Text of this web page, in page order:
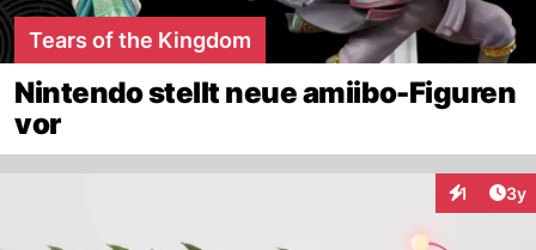
Tears of the Kingdom
Nintendo stellt neue amiibo-Figuren
vor
1 3y